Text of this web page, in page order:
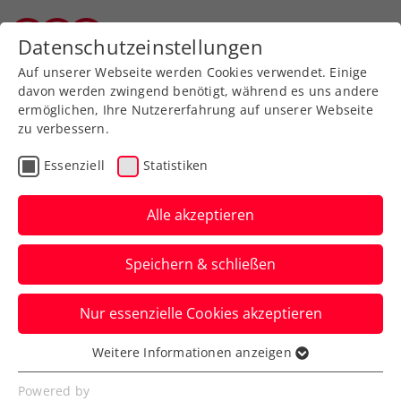
Zurück zur Newsübersicht
ATP
Khachanov besiegt:
Erfolgslauf von Ofner in
Genf geht weiter
In der Doppelkonkurrenz steht auch
Lucas Miedler beim ATP-Turnier in der
Schweiz bereits im Halbfinale.
Verfasst von: Manuel Wachta, 22.05.2025
Datenschutzeinstellungen
Auf unserer Webseite werden Cookies verwendet. Einige
davon werden zwingend benötigt, während es uns andere
ermöglichen, Ihre Nutzererfahrung auf unserer Webseite
zu verbessern.
Essenziell Statistiken
Alle akzeptieren
Speichern & schließen
Nur essenzielle Cookies akzeptieren
Essenziell
Essenzielle Cookies werden für grundlegende
Weitere Informationen anzeigen
Powered by